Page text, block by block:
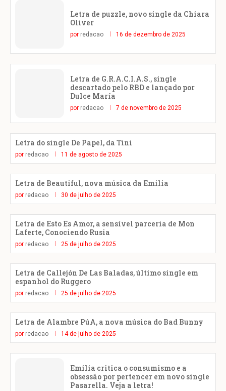
Letra de puzzle, novo single da Chiara
Oliver
por redacao 16 de dezembro de 2025
Letra de G.R.A.C.I.A.S., single
descartado pelo RBD e lançado por
Dulce María
por redacao 7 de novembro de 2025
Letra do single De Papel, da Tini
por redacao 11 de agosto de 2025
Letra de Beautiful, nova música da Emilia
por redacao 30 de julho de 2025
Letra de Esto Es Amor, a sensível parceria de Mon
Laferte, Conociendo Rusia
por redacao 25 de julho de 2025
Letra de Callejón De Las Baladas, último single em
espanhol do Ruggero
por redacao 25 de julho de 2025
Letra de Alambre PúA, a nova música do Bad Bunny
por redacao 14 de julho de 2025
Emilia critica o consumismo e a
obsessão por pertencer em novo single
Pasarella. Veja a letra!